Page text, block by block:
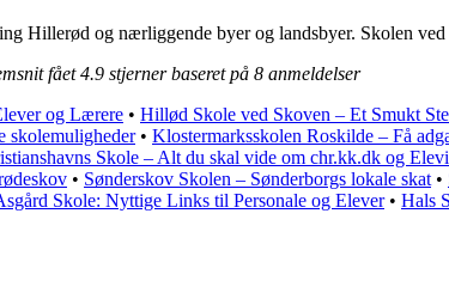
Hillerød og nærliggende byer og landsbyer. Skolen
fået4.9 stjerner baseret på 8 anmeldelser
og Lærere • Hillød Skole ved Skoven – Et Smukt
skolemuligheder• Klostermarksskolen Roskilde – Få
Skole – Alt du skal vide om chr.kk.dk og
• Sønderskov Skolen – Sønderborgs lokale skat •
Skole: Nyttige Links til Personale og Elever• Hals